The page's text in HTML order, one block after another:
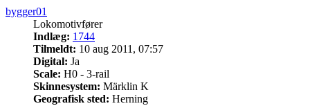
bygger01
Lokomotivfører
Indlæg: 1744
Tilmeldt: 10 aug 2011, 07:57
Digital: Ja
Scale: H0 - 3-rail
Skinnesystem: Märklin K
Geografisk sted: Herning